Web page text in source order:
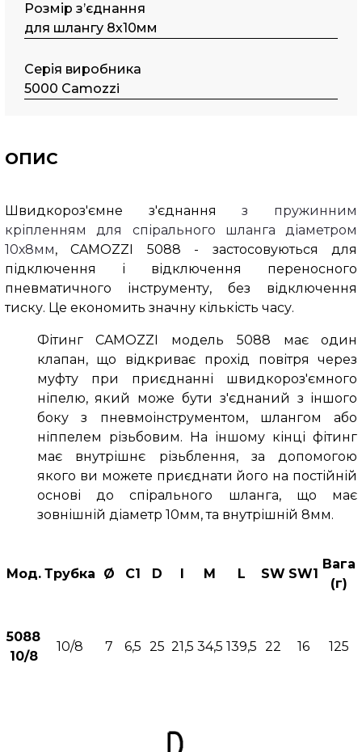
Розмір з’єднання
для шлангу 8х10мм
Серія виробника
5000 Camozzi
ОПИС
Швидкороз'ємне з'єднанняз пружинним
кріпленням для спірального шланга діаметром
10х8мм, CAMOZZI 5088 - застосовуються для
підключення і відключення переносного
пневматичного інструменту, без відключення
тиску. Це економить значну кількість часу.
Фітинг CAMOZZI модель 5088 має один
клапан, що відкриває прохід повітря через
муфту при приєднанні швидкороз'ємного
ніпелю, який може бути з'єднаний з іншого
боку з пневмоінструментом, шлангом або
ніппелем різьбовим. На іншому кінці фітинг
має внутрішнє різьблення, за допомогою
якого ви можете приєднати його на постійній
основі до спірального шланга, що має
зовнішній діаметр 10мм, та внутрішній 8мм.
Мод. Трубка Ø C1 D I M L SW SW1
Вага
(г)
5088
10/8
10/8 7 6,5 25 21,5 34,5 139,5 22 16 125